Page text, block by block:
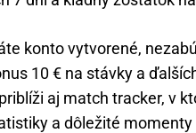
konto vytvorené,
10 € na stávky a
aj match tracker, v
a dôležité